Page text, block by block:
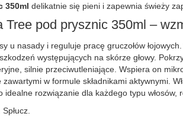
350ml delikatnie się pieni i zapewnia świeży
pod prysznic 350ml –
u nasady i reguluje pracę gruczołów
występujących na skórze głowy.
silnie przeciwutleniające. Wspiera on
w formule składnikami aktywnymi.
rozwiązanie dla każdego typu włosów,